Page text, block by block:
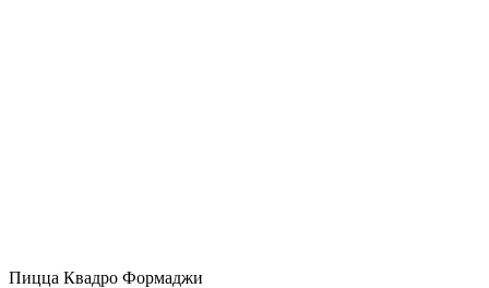
Пицца Квадро Формаджи